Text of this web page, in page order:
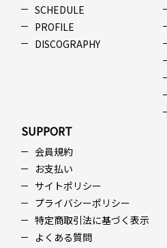
SCHEDULE
PROFILE
DISCOGRAPHY
SUPPORT
会員規約
お支払い
サイトポリシー
プライバシーポリシー
特定商取引法に基づく表示
よくある質問